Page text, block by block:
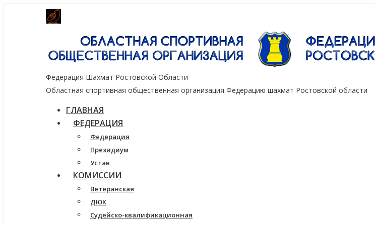
Федерация Шахмат Ростовской Области
Областная спортивная общественная организация Федерацию шахмат Ростовской области
ГЛАВНАЯ
ФЕДЕРАЦИЯ
Федерация
Президиум
Устав
КОМИССИИ
Ветеранская
ДЮК
Судейско-квалификационная